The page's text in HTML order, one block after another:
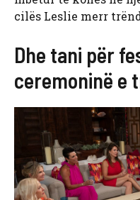
cilës Leslie merr
Dhe tani për
ceremoninë e